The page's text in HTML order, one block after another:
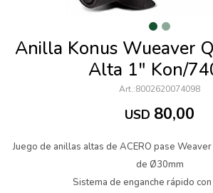
Anilla Konus Wueaver
Alta 1" Kon/
8002620074098
USD 80,00
Juego de anillas altas de ACERO pase
de Ø30mm
Sistema de enganche rápido